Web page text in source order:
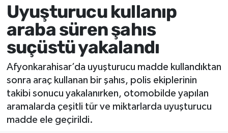
Uyuşturucu kullanıp
araba süren şahıs
suçüstü yakalandı
Afyonkarahisar’da uyuşturucu madde kullandıktan
sonra araç kullanan bir şahıs, polis ekiplerinin
takibi sonucu yakalanırken, otomobilde yapılan
aramalarda çeşitli tür ve miktarlarda uyuşturucu
madde ele geçirildi.
Sağlık
Eğitim
Sivil Toplum
Ekonomi
Magazin